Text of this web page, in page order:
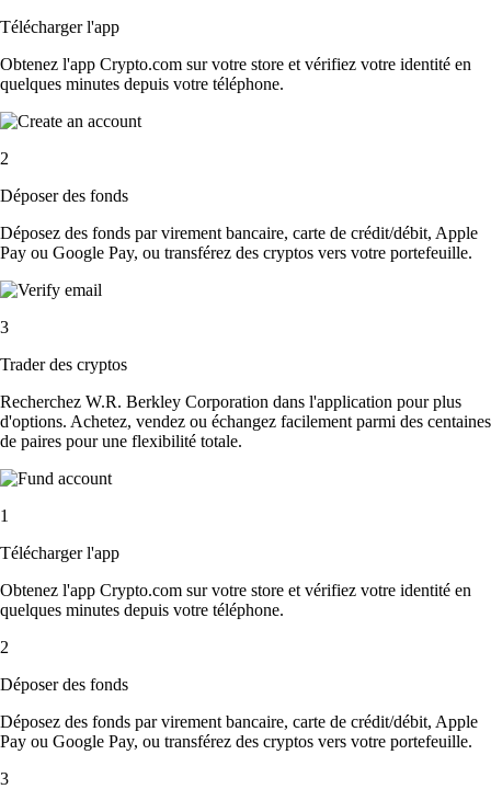
Télécharger l'app
Obtenez l'app Crypto.com sur votre store et vérifiez votre identité en
quelques minutes depuis votre téléphone.
2
Déposer des fonds
Déposez des fonds par virement bancaire, carte de crédit/débit, Apple
Pay ou Google Pay, ou transférez des cryptos vers votre portefeuille.
3
Trader des cryptos
Recherchez W.R. Berkley Corporation dans l'application pour plus
d'options. Achetez, vendez ou échangez facilement parmi des centaines
de paires pour une flexibilité totale.
1
Télécharger l'app
Obtenez l'app Crypto.com sur votre store et vérifiez votre identité en
quelques minutes depuis votre téléphone.
2
Déposer des fonds
Déposez des fonds par virement bancaire, carte de crédit/débit, Apple
Pay ou Google Pay, ou transférez des cryptos vers votre portefeuille.
3